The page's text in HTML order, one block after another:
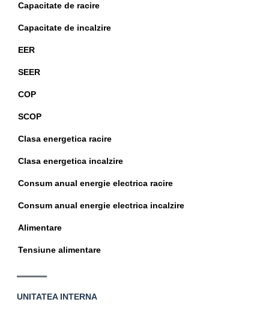
Capacitate de racire
Capacitate de incalzire
EER
SEER
COP
SCOP
Clasa energetica racire
Clasa energetica incalzire
Consum anual energie electrica racire
Consum anual energie electrica incalzire
Alimentare
Tensiune alimentare
UNITATEA INTERNA